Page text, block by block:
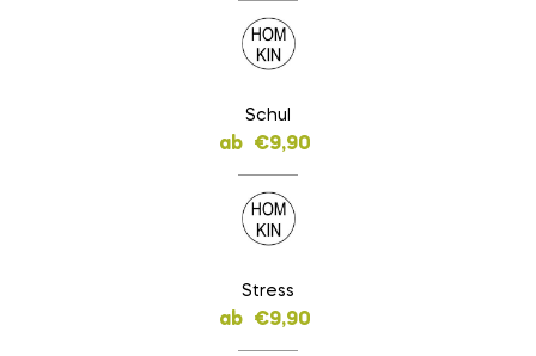
Schul
ab €9,90
Stress
ab €9,90